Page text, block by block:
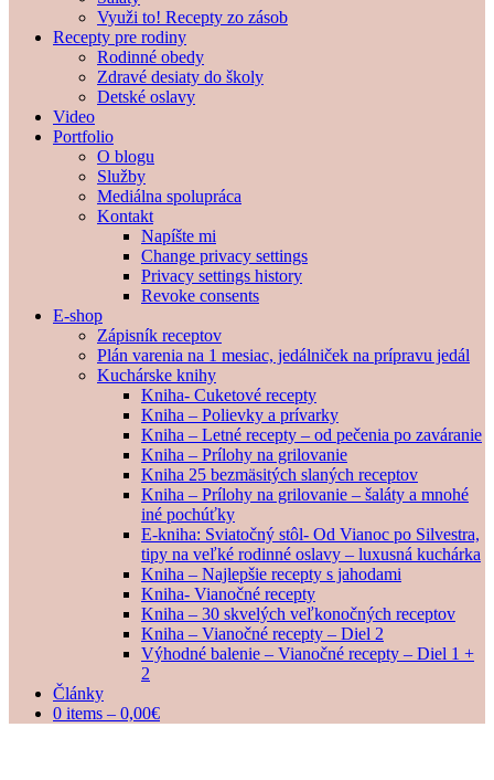
Využi to! Recepty zo zásob
Recepty pre rodiny
Rodinné obedy
Zdravé desiaty do školy
Detské oslavy
Video
Portfolio
O blogu
Služby
Mediálna spolupráca
Kontakt
Napíšte mi
Change privacy settings
Privacy settings history
Revoke consents
E-shop
Zápisník receptov
Plán varenia na 1 mesiac, jedálniček na prípravu jedál
Kuchárske knihy
Kniha- Cuketové recepty
Kniha – Polievky a prívarky
Kniha – Letné recepty – od pečenia po zaváranie
Kniha – Prílohy na grilovanie
Kniha 25 bezmäsitých slaných receptov
Kniha – Prílohy na grilovanie – šaláty a mnohé
iné pochúťky
E-kniha: Sviatočný stôl- Od Vianoc po Silvestra,
tipy na veľké rodinné oslavy – luxusná kuchárka
Kniha – Najlepšie recepty s jahodami
Kniha- Vianočné recepty
Kniha – 30 skvelých veľkonočných receptov
Kniha – Vianočné recepty – Diel 2
Výhodné balenie – Vianočné recepty – Diel 1 +
2
Články
0 items – 0,00€